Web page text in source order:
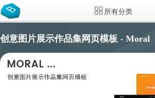
所有分类
创意图片展示作品集网页模板 - Moral